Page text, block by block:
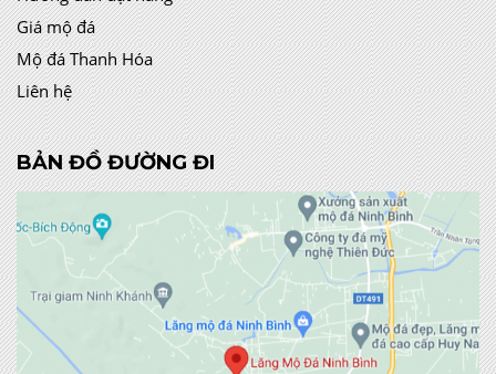
Giá mộ đá
Mộ đá Thanh Hóa
Liên hệ
BẢN ĐỒ ĐƯỜNG ĐI